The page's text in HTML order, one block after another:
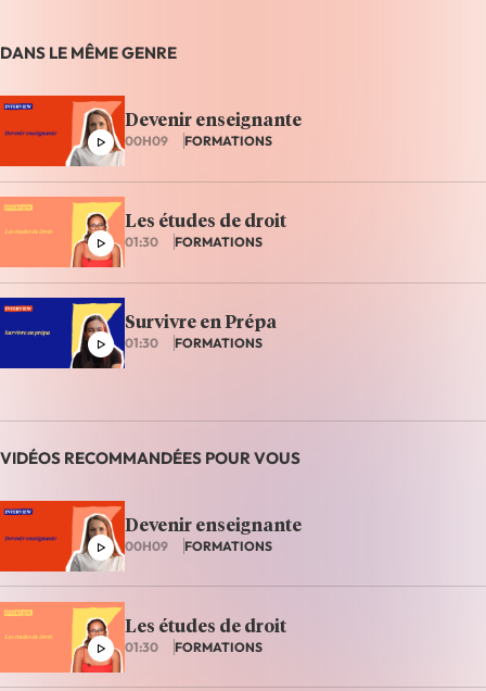
DANS LE MÊME GENRE
Devenir enseignante
00H09 FORMATIONS
Les études de droit
01:30 FORMATIONS
Survivre en Prépa
01:30 FORMATIONS
VIDÉOS RECOMMANDÉES POUR VOUS
Devenir enseignante
00H09 FORMATIONS
Les études de droit
01:30 FORMATIONS